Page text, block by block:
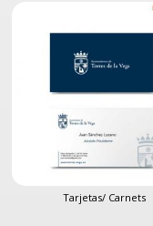
Tarjetas/ Carnets